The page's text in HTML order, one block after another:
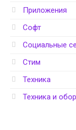
Приложения
Софт
Социальные
Стим
Техника
Техника и